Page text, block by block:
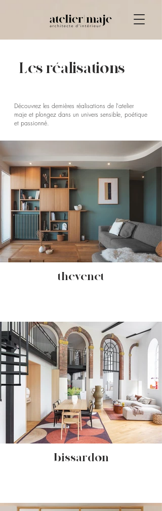
Les réalisations
Découvrez les dernières réalisations de l'atelier
maje et plongez dans un univers sensible, poétique
et passionné.
- thevenet -
- bissardon -